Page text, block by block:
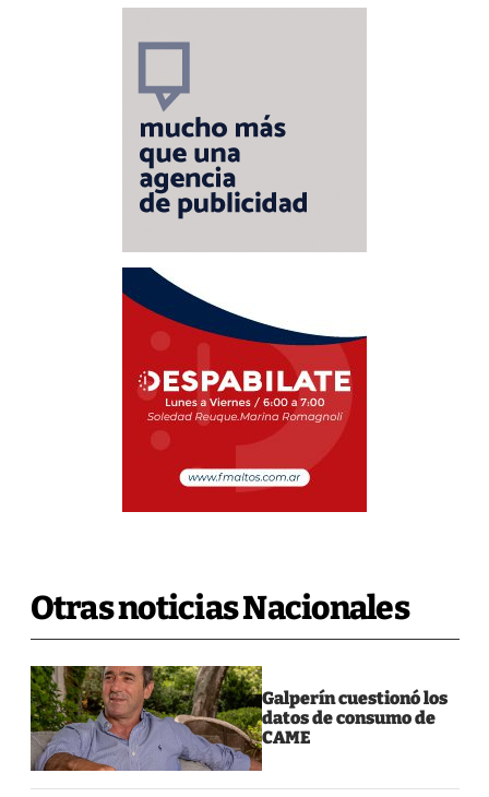
Otras noticias Nacionales
Galperín cuestionó los
datos de consumo de
CAME